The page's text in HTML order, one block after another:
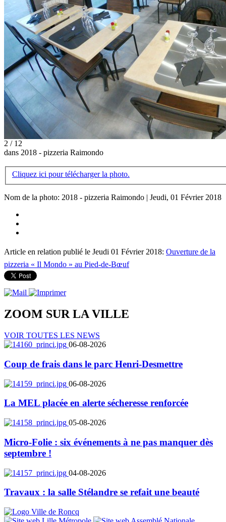
2 / 12
dans 2018 - pizzeria Raimondo
Cliquez ici pour télécharger la photo.
Nom de la photo: 2018 - pizzeria Raimondo | Jeudi, 01 Février 2018
Article en relation publié le Jeudi 01 Février 2018: Ouverture de la
pizzeria « Il Mondo » au Pied-de-Bœuf
ZOOM SUR LAVILLE
VOIR TOUTES LES NEWS
06-08-2026
Coup de frais dans le parc Henri-Desmettre
06-08-2026
La MEL placée en alerte sécheresse renforcée
05-08-2026
Micro-Folie : six événements à ne pas manquer dès
septembre !
04-08-2026
Travaux : la salle Stélandre se refait une beauté